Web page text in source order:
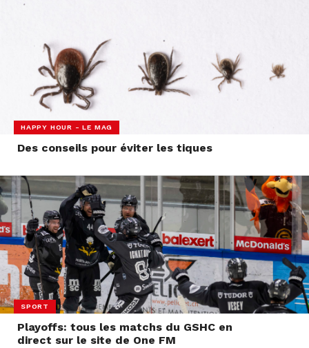
HAPPY HOUR - LE MAG
Des conseils pour éviter les tiques
SPORT
Playoffs: tous les matchs du GSHC en
direct sur le site de One FM